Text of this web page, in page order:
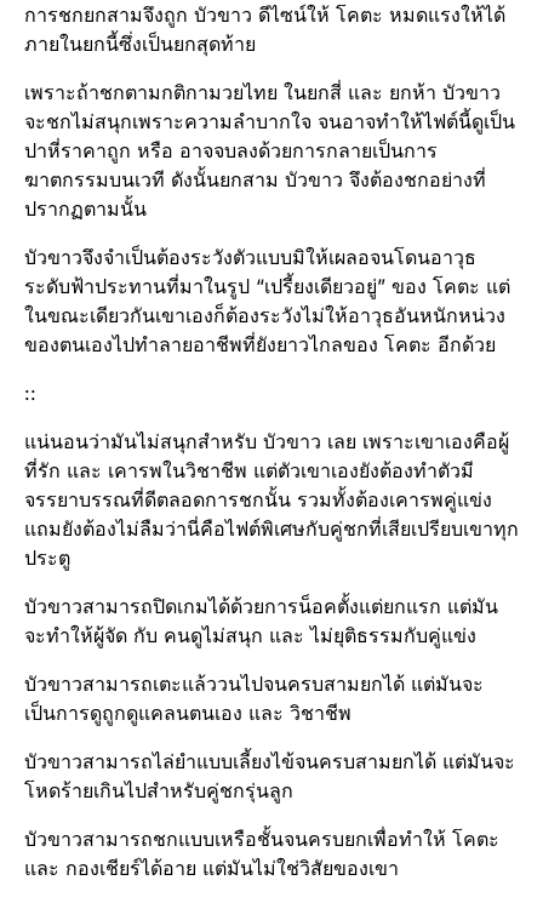
การชกยกสามจึงถูก บัวขาว ดีไซน์ให้ โคตะ หมดแรงให้ได้
ภายในยกนี้ซึ่งเป็นยกสุดท้าย
เพราะถ้าชกตามกติกามวยไทย ในยกสี่ และ ยกห้า บัวขาว
จะชกไม่สนุกเพราะความลำบากใจ จนอาจทำให้ไฟต์​นี้ดูเป็น
ปาหี่ราคาถูก หรือ อาจจบลงด้วยการกลายเป็นการ
ฆาตกรรม​บนเวที ดังนั้นยกสาม บัวขาว จึงต้องชกอย่างที่
ปรากฏ​ตามนั้น
บัวขาวจึงจำเป็นต้องระวังตัวแบบมิให้เผลอจนโดนอาวุธ
ระดับฟ้าประทานที่มาในรูป “เปรี้ยงเดียวอยู่” ของ โคตะ แต่
ในขณะเดียวกัน​เขาเองก็ต้องระวังไม่ให้อาวุธอันหนักหน่วง​
ของตนเองไปทำลายอาชีพที่ยังยาวไกลของ โคตะ อีกด้วย
::
แน่นอนว่ามันไม่สนุกสำหรับ บัวขาว เลย เพราะเขาเองคือผู้
ที่รัก และ เคารพในวิชาชีพ แต่ตัวเขาเองยังต้องทำตัวมี
จรรยาบรรณ​ที่ดีตลอดการชกนั้น รวมทั้งต้องเคารพคู่แข่ง
แถมยังต้องไม่ลืมว่านี่คือไฟต์​พิเศษกับคู่ชกที่เสียเปรียบ​เขาทุก
ประตู​
บัวขาวสามารถปิดเกมได้ด้วยการน็อคตั้งแต่​ยกแรก แต่มัน
จะทำให้ผู้จัด กับ คนดูไม่สนุก และ ไม่ยุติธรรม​กับคู่แข่ง
บัวขาวสามารถ​เตะแล้ววนไปจนครบสามยกได้ แต่มันจะ
เป็นการดูถูกดูแคลน​ตนเอง และ วิชา​ชีพ
บัวขาวสามารถไล่ยำแบบเลี้ยงไข้จนครบสามยกได้ แต่มันจะ
โหดร้ายเกินไปสำหรับคู่ชกรุ่นลูก
บัวขาวสามารถชกแบบเหรือชั้นจนครบยกเพื่อทำให้ โคตะ
และ กองเชียร์​ได้อาย แต่มันไม่ใช่วิสัยของเขา